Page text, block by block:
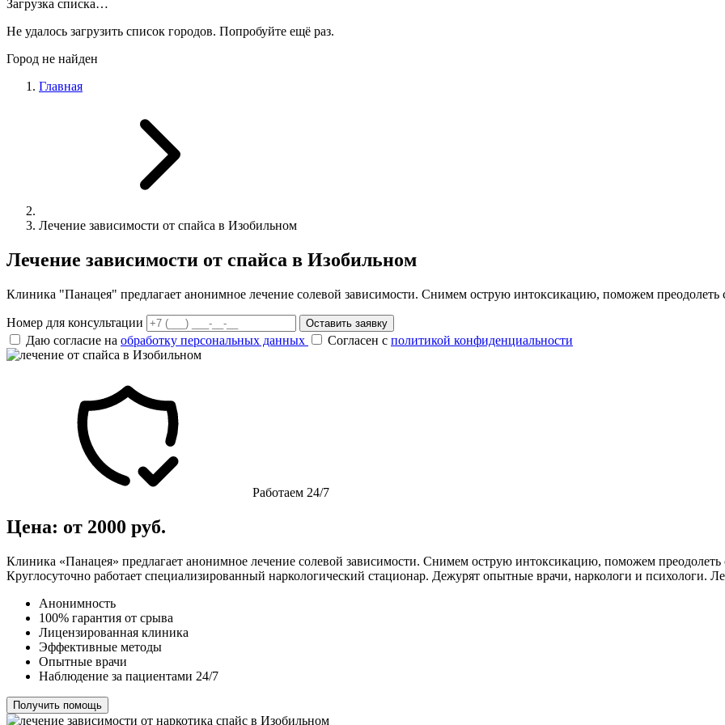
Загрузка списка…
Не удалось загрузить список городов. Попробуйте ещё раз.
Город не найден
Главная
Лечение зависимости от спайса в Изобильном
Лечение зависимости от спайса в Изобильном
Клиника "Панацея" предлагает анонимное лечение солевой зависимости. Снимем острую интоксикацию, поможем преодолеть
Номер для консультации Оставить заявку
Даю согласие на обработку персональных данных Согласен с политикой конфиденциальности
Работаем 24/7
Цена: от 2000 руб.
Клиника «Панацея» предлагает анонимное лечение солевой зависимости. Снимем острую интоксикацию, поможем преодолеть
Круглосуточно работает специализированный наркологический стационар. Дежурят опытные врачи, наркологи и психологи.
Анонимность
100% гарантия от срыва
Лицензированная клиника
Эффективные методы
Опытные врачи
Наблюдение за пациентами 24/7
Получить помощь